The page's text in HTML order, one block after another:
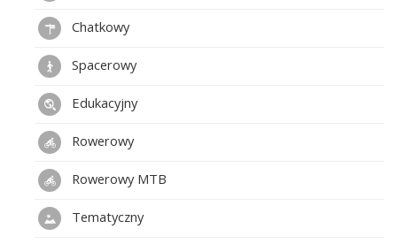
Chatkowy
Spacerowy
Edukacyjny
Rowerowy
Rowerowy MTB
Tematyczny